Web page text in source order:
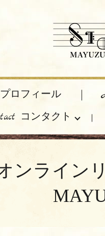
ロフィール
コンタクト
ンライン